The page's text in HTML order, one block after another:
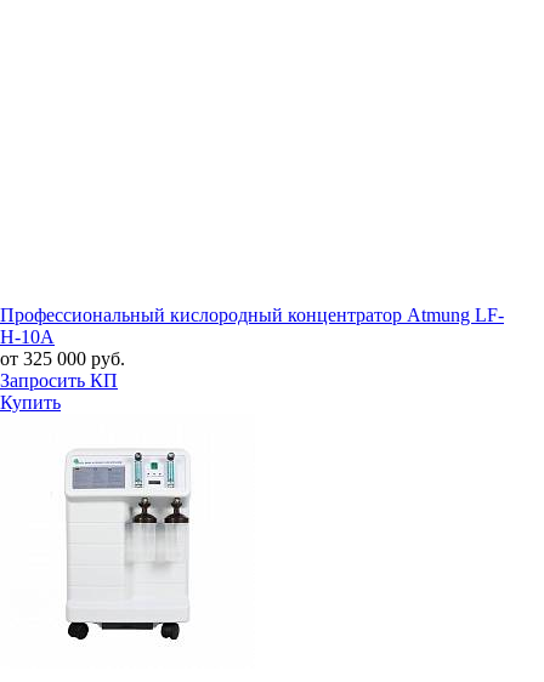
Профессиональный кислородный концентратор Atmung LF-
H-10A
от 325 000 руб.
Запросить КП
Купить